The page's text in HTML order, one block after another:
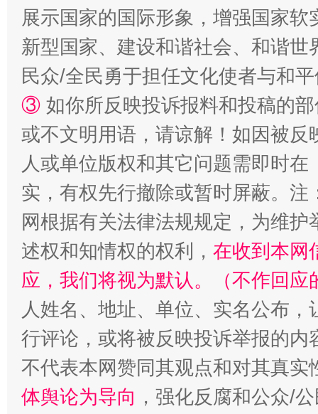
招工难、用工荒背后
展示国家的国际形象，增强国家
新型国家、建设和谐社会、和谐
民众/全民勇于担任文化使者与和
③ 如你所反映投诉报料和投稿的
或不文明用语，请谅解！如因被
人或单位版权和其它问题需即时在
实，有权先行撤除或暂时屏蔽。
网根据有关法律法规规定，为维
述权和知情权的权利， 在收到本网
应，我们将视为默认。（不作回应
人姓名、地址、单位、实名公布
行评论，或将被反映投诉举报的
不代表本网赞同其观点和对其真实
体舆论为导向 ，强化反腐和公众/